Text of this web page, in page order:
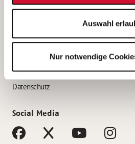
Auswahl
Nur notwendige
AWO Gliederungen nach Bundesland
Impressum
Datenschutz
Social Media